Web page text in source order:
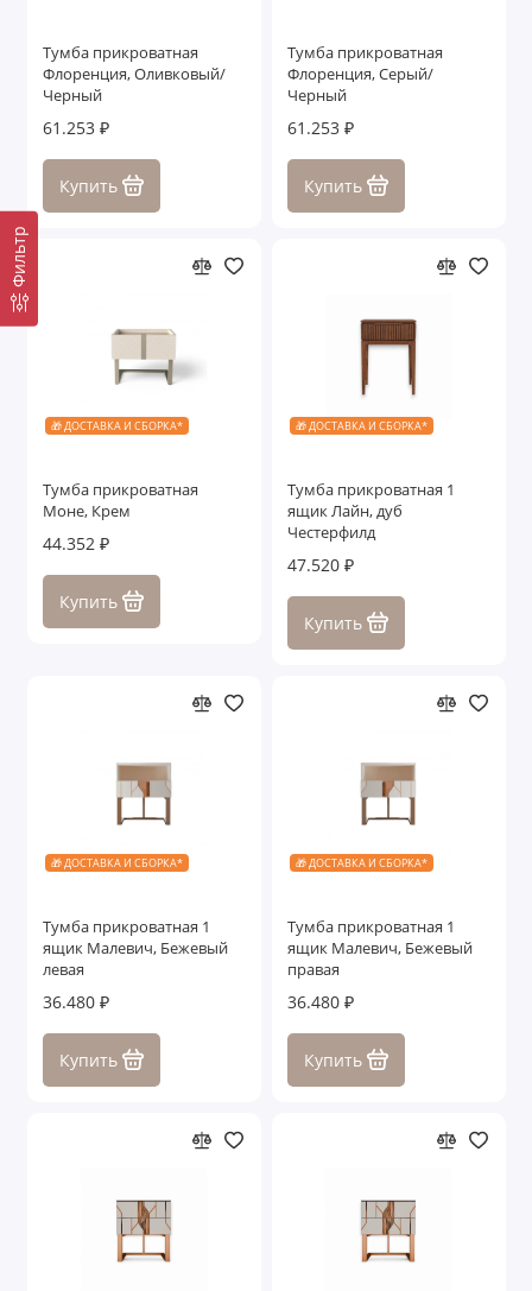
Фильтр
Тумба прикроватная
Флоренция, Оливковый/
Черный
61.253 ₽
Купить
Тумба прикроватная
Флоренция, Серый/
Черный
61.253 ₽
Купить
🎁 ДОСТАВКА И СБОРКА*
Тумба прикроватная
Моне, Крем
44.352 ₽
Купить
🎁 ДОСТАВКА И СБОРКА*
Тумба прикроватная 1
ящик Лайн, дуб
Честерфилд
47.520 ₽
Купить
🎁 ДОСТАВКА И СБОРКА*
Тумба прикроватная 1
ящик Малевич, Бежевый
левая
36.480 ₽
Купить
🎁 ДОСТАВКА И СБОРКА*
Тумба прикроватная 1
ящик Малевич, Бежевый
правая
36.480 ₽
Купить